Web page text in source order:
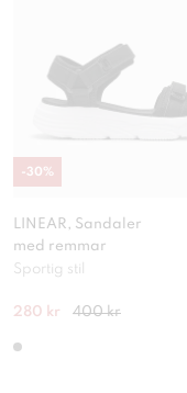
LINEAR, Sandaler
med remmar
Sportig stil
280 kr 400 kr
-30%